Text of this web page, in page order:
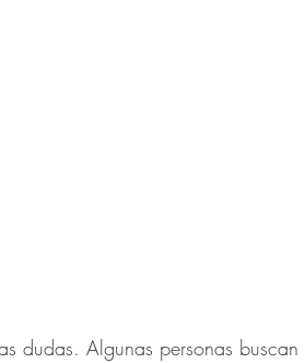
dudas. Algunas personas buscan